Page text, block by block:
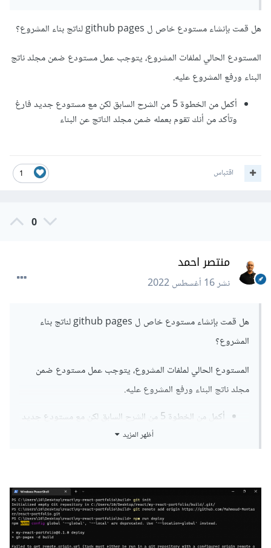
هل قمت بإنشاء مستودع خاص ل github pages لناتج بناء المشروع؟
المستودع الحالي لملفات المشروع، يتوجب عمل مستودع ضمن مجلد ناتج
البناء ورفع المشروع عليه.
أكمل من الخطوة 5 من الشرح السابق لكن مع مستودع جديد فارغ
وتأكد من أنك تقوم بعمله ضمن مجلد الناتج عن البناء
1 اقتباس
0
منتصر احمد
نشر16 أغسطس 2022
هل قمت بإنشاء مستودع خاص ل github pages لناتج بناء
المشروع؟
المستودع الحالي لملفات المشروع، يتوجب عمل مستودع ضمن
مجلد ناتج البناء ورفع المشروع عليه.
أكمل من الخطوة 5 من الشرح السابق لكن مع مستودع جديد
فارغ وتأكد من أنك تقوم بعمله ضمن مجلد الناتج عن البناء
أظهر المزيد